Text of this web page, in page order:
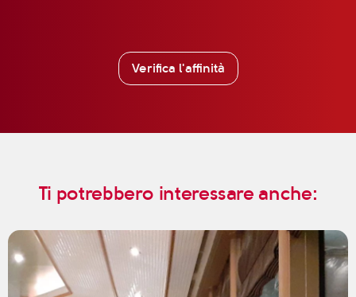
Verifica l'affinità
Ti potrebbero interessare anche: